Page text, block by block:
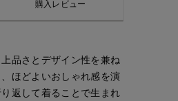
購入レビュー
品さとデザイン性を兼ね
ほどよいおしゃれ感を演
返して着ることで生まれ